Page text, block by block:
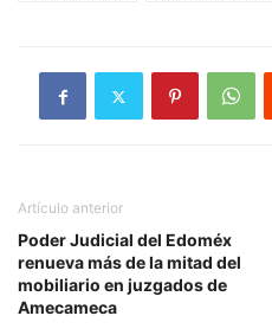
Artículo anterior
Poder Judicial del Edoméx
renueva más de la mitad del
mobiliario en juzgados de
Amecameca